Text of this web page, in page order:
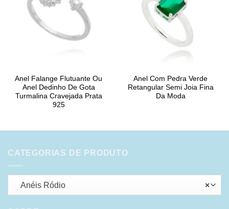
Anel Falange Flutuante Ou
Anel Dedinho De Gota
Turmalina Cravejada Prata
925
Anel Com Pedra Verde
Retangular Semi Joia Fina
Da Moda
CATEGORIAS DE PRODUTO
×
Anéis Ródio